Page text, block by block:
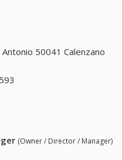
50041 Calenzano
(Owner / Director / Manager)